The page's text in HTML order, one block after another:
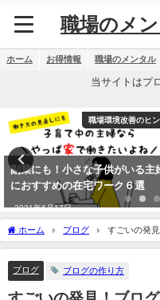
職場のメ
ホーム お得情報 職場のメンタル
当サイトはプ
職場環境改善のヒン
副業にも！小さな子供がいる主
におすすめの在宅ワーク６選
2021年6月17日
ホーム ブログ
すごいの発
い無料ツール
ブログ ブログの作り方